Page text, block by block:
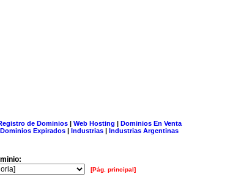
de Dominios| Web Hosting | Dominios En Venta
Dominios Expirados | Industrias | Industrias Argentinas
[Pág. principal]